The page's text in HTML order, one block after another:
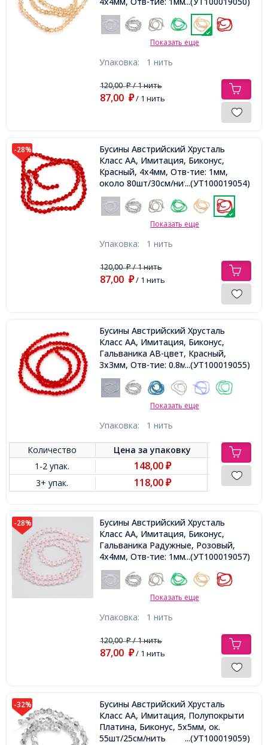
89шт/34см/нить
Показать еще
Упаковка: 1 нить
120,00₽/ 1 нить
87,00 ₽/ 1 нить
-28%
Бусины Австрийский Хрусталь
Класс АА, Имитация, Биконус,
Красный, 4х4мм, Отв-тие: 1мм,
около 80шт/30см/нить...(УТ100019054)
Показать еще
Упаковка: 1 нить
120,00₽/ 1 нить
87,00 ₽/ 1 нить
Бусины Австрийский Хрусталь
Класс АА, Имитация, Биконус,
Гальваника АВ-цвет, Красный,
3х3мм, Отв-тие: 0.8мм, ок. 127-
133шт/38см/нить
...(УТ100019055)
Показать еще
Упаковка: 1 нить
Количество Цена заупаковку
1-2 упак.
148,00 ₽
3+ упак. 118,00 ₽
-28%
Бусины Австрийский Хрусталь
Класс АА, Имитация, Биконус,
Гальваника Радужные, Розовый,
4х4мм, Отв-тие: 1мм, около
89шт/34см/нить
...(УТ100019057)
Показать еще
Упаковка: 1 нить
120,00₽/ 1 нить
87,00 ₽/ 1 нить
-32%
Бусины Австрийский Хрусталь
Класс АА, Имитация, Полупокрыти
Платина, Биконус, 5х5мм, ок.
55шт/25см/нить
...(УТ100019059)